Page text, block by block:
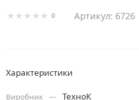
0 Артикул: 6726
Характеристики
Виробник — ТехноК